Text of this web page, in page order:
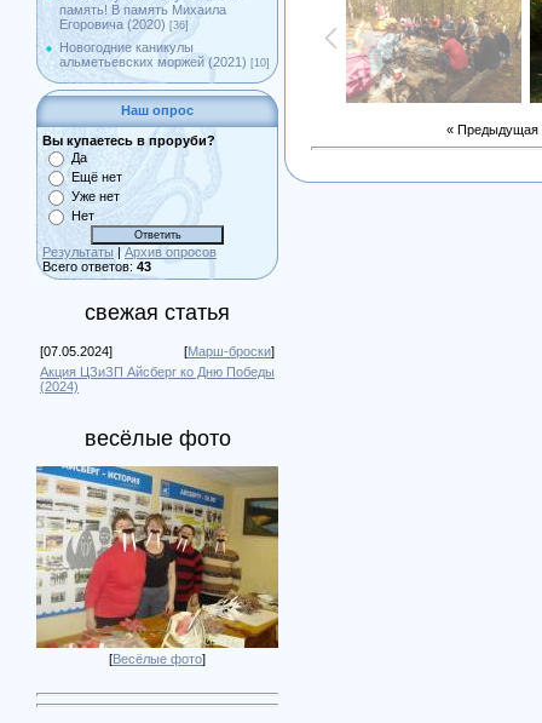
память! В память Михаила
Егоровича (2020) [36]
Новогодние каникулы
альметьевских моржей (2021) [10]
Наш опрос
Вы купаетесь в проруби?
Да
Ещё нет
Уже нет
Нет
Результаты | Архив опросов
Всего ответов: 43
свежая статья
[07.05.2024] [Марш-броски]
Акция ЦЗиЗП Айсберг ко Дню Победы
(2024)
весёлые фото
[Весёлые фото]
« Предыдущая